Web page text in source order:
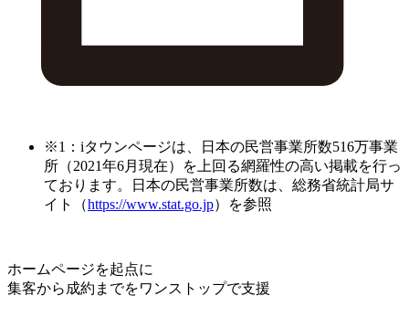
※1：iタウンページは、日本の民営事業所数516万事業
所（2021年6月現在）を上回る網羅性の高い掲載を行っ
ております。日本の民営事業所数は、総務省統計局サ
イト（https://www.stat.go.jp）を参照
ホームページを起点に
集客から成約までをワンストップで支援